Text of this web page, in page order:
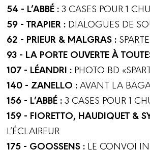
54 - L’ABBÉ :3 CASES POUR 1
59 - TRAPIER : DIALOGUES DE
62 - PRIEUR & MALGRAS :
93 - LA PORTE OUVERTE À
107 - LÉANDRI : PHOTO BD
140 - ZANELLO :AVANT LA
156 - L’ABBÉ :3 CASES POUR 1
159 - FIORETTO, HAUDIQUET &
L’ÉCLAIREUR
175 - GOOSSENS : LE CONVOI